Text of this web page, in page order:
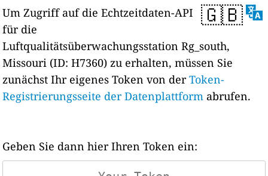
🇬🇧
Um Zugriff auf die Echtzeitdaten-API
für die
Luftqualitätsüberwachungsstation Rg_south,
Missouri (ID: H7360) zu erhalten, müssen Sie
zunächst Ihr eigenes Token von derToken-
Registrierungsseite der Datenplattform abrufen.
Geben Sie dann hier Ihren Token ein: